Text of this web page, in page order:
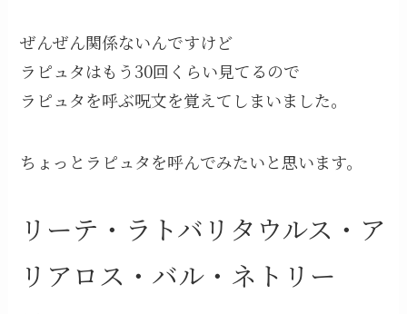
ぜんぜん関係ないんですけど
ラピュタはもう30回くらい見てるので
ラピュタを呼ぶ呪文を覚えてしまいました。
ちょっとラピュタを呼んでみたいと思います。
リーテ・ラトバリタウルス・ア
リアロス・バル・ネトリー